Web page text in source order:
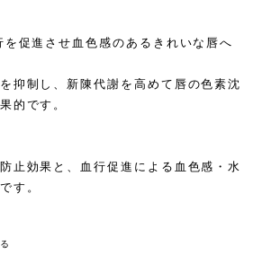
を促進させ血色感のあるきれいな唇へ
抑制し、新陳代謝を高めて唇の色素沈
的です。
止効果と、血行促進による血色感・水
す。